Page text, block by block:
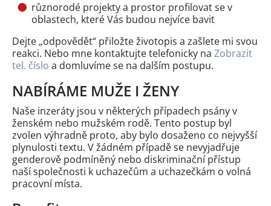
různorodé projekty a prostor profilovat se v
oblastech, které Vás budou nejvíce bavit
Dejte „odpovědět“ přiložte životopis a zašlete mi svou
reakci. Nebo mne kontaktujte telefonicky na Zobrazit
tel. číslo a domluvíme se na dalším postupu.
NABÍRÁME MUŽE I ŽENY
Naše inzeráty jsou v některých případech psány v
ženském nebo mužském rodě. Tento postup byl
zvolen výhradně proto, aby bylo dosaženo co nejvyšší
plynulosti textu. V žádném případě se nevyjadřuje
genderově podmíněný nebo diskriminační přístup
naší společnosti k uchazečům a uchazečkám o volná
pracovní místa.